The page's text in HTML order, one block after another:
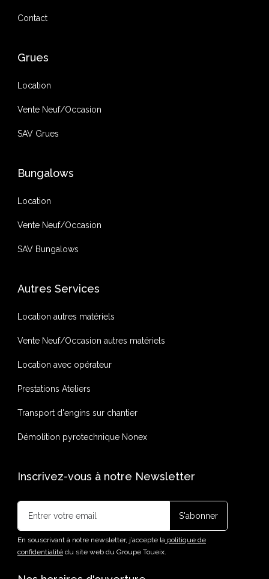
Contact
Grues
Location
Vente Neuf/Occasion
SAV Grues
Bungalows
Location
Vente Neuf/Occasion
SAV Bungalows
Autres Services
Location autres matériels
Vente Neuf/Occasion autres matériels
Location avec opérateur
Prestations Ateliers
Transport d'engins sur chantier
Démolition pyrotechnique Nonex
Inscrivez-vous à notre Newsletter
En souscrivant à notre newsletter, j’accepte lapolitique de
confidentialitédu site web du Groupe Toueix.